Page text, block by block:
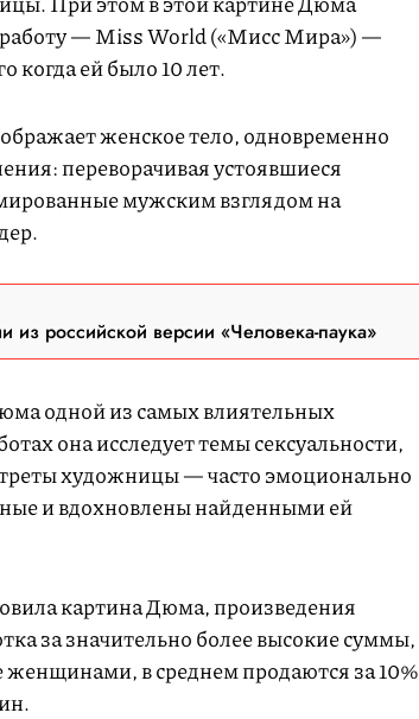
— Miss World («Мисс Мира») —
когда ей было 10 лет.
женское тело, одновременно
переворачивая устоявшиеся
мужским взглядом на
российской версии «Человека-паука»
одной из самых влиятельных
она исследует темы сексуальности,
художницы — часто эмоционально
и вдохновлены найденными ей
картина Дюма, произведения
за значительно более высокие суммы,
в среднем продаются за 10%